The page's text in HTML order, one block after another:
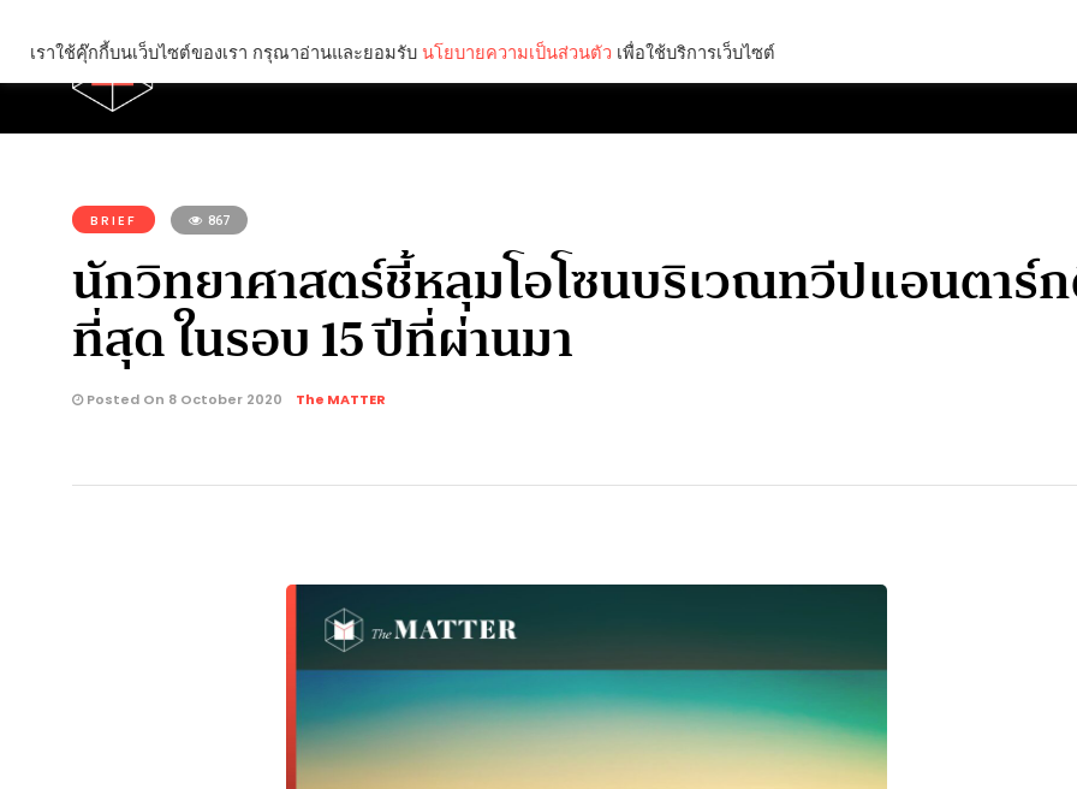
BRIEF 867
นักวิทยาศาสตร์ชี้หลุมโอโซนบริเวณทวีปแอนตาร์
ที่สุด ในรอบ 15 ปีที่ผ่านมา
Posted On 8 October 2020 The MATTER
เราใช้คุ๊กกี้บนเว็บไซต์ของเรา กรุณาอ่านและยอมรับ นโยบายความเป็นส่วนตัว เพื่อใช้บริการเว็บไซต์